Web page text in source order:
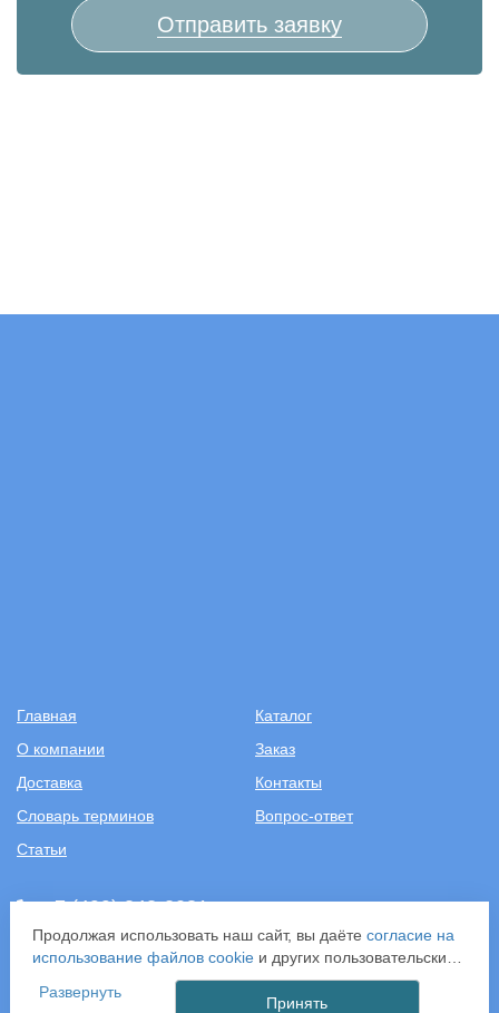
Отправить заявку
Главная
Каталог
О компании
Заказ
Доставка
Контакты
Словарь терминов
Вопрос-ответ
Статьи
+7 (499) 343-2081
ООО «САНТЕХПОСТАВКА»
ОГРН: 1157746583092
Продолжая использовать наш сайт, вы даёте согласие на
использование файлов cookieи других пользовательских
данных (включая IP-адрес, сведения о местоположении,
устройстве, действиях на сайте и т. п.) для
Развернуть
Принять